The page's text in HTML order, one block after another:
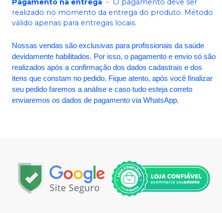
Pagamento na entrega - O pagamento deve ser
realizado no momento da entrega do produto. Método
válido apenas para entregas locais.
Nossas vendas são exclusivas para profissionais da saúde
devidamente habilitados. Por isso, o pagamento e envio só são
realizados após a confirmação dos dados cadastrais e dos
itens que constam no pedido. Fique atento, após você finalizar
seu pedido faremos a análise e caso tudo esteja correto
enviaremos os dados de pagamento via WhatsApp.